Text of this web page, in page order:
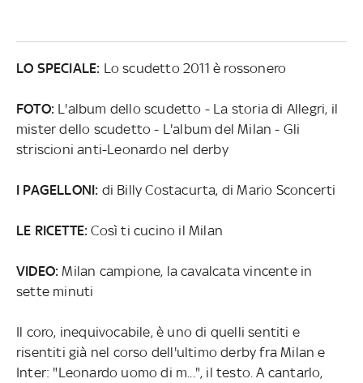
LO SPECIALE: Lo scudetto 2011 è rossonero
FOTO: L'album dello scudetto - La storia di Allegri, il
mister dello scudetto - L'album del Milan - Gli
striscioni anti-Leonardo nel derby
I PAGELLONI: di Billy Costacurta, di Mario Sconcerti
LE RICETTE: Così ti cucino il Milan
VIDEO: Milan campione, la cavalcata vincente in
sette minuti
Il coro, inequivocabile, è uno di quelli sentiti e
risentiti già nel corso dell'ultimo derby fra Milan e
Inter: "Leonardo uomo di m...", il testo. A cantarlo,